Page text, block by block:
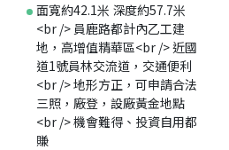
面寬約42.1米 深度約57.7米
<br /> 員鹿路都計內乙工建
地，高增值精華區<br /> 近國
道1號員林交流道，交通便利
<br /> 地形方正，可申請合法
三照，廠登，設廠黃金地點
<br /> 機會難得、投資自用都
賺